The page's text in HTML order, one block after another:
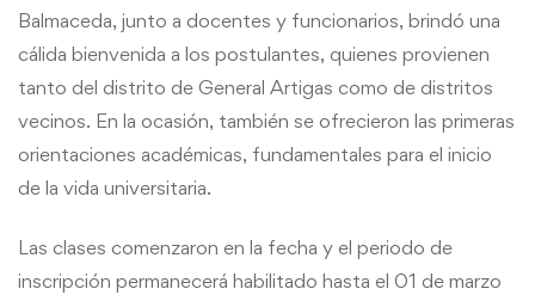
Balmaceda, junto a docentes y funcionarios, brindó una
cálida bienvenida a los postulantes, quienes provienen
tanto del distrito de General Artigas como de distritos
vecinos. En la ocasión, también se ofrecieron las primeras
orientaciones académicas, fundamentales para el inicio
de la vida universitaria.
Las clases comenzaron en la fecha y el periodo de
inscripción permanecerá habilitado hasta el 01 de marzo